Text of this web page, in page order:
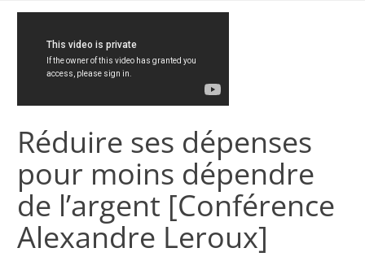
Réduire ses dépenses
pour moins dépendre
de l’argent [Conférence
Alexandre Leroux]